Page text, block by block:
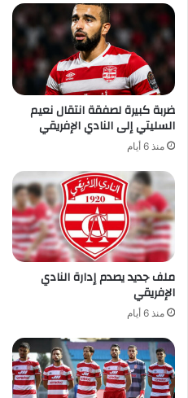
ضربة كبيرة لصفقة انتقال نعيم
السليتي إلى النادي الإفريقي
منذ 6 أيام
ملف جديد يصدم إدارة النادي
الإفريقي
منذ 6 أيام